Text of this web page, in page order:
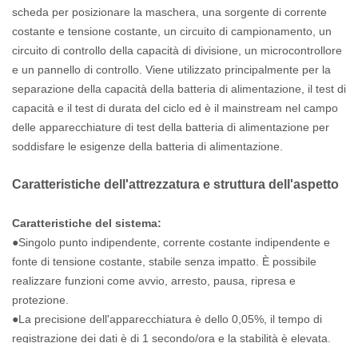
scheda per posizionare la maschera, una sorgente di corrente
costante e tensione costante, un circuito di campionamento, un
circuito di controllo della capacità di divisione, un microcontrollore
e un pannello di controllo. Viene utilizzato principalmente per la
separazione della capacità della batteria di alimentazione, il test di
capacità e il test di durata del ciclo ed è il mainstream nel campo
delle apparecchiature di test della batteria di alimentazione per
soddisfare le esigenze della batteria di alimentazione.
Caratteristiche dell'attrezzatura e struttura dell'aspetto
Caratteristiche del sistema:
●Singolo punto indipendente, corrente costante indipendente e
fonte di tensione costante, stabile senza impatto. È possibile
realizzare funzioni come avvio, arresto, pausa, ripresa e
protezione.
●La precisione dell'apparecchiatura è dello 0,05%, il tempo di
registrazione dei dati è di 1 secondo/ora e la stabilità è elevata.